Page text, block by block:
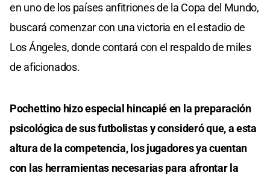
en uno de los países anfitriones de la Copa del Mundo,
buscará comenzar con una victoria en el estadio de
Los Ángeles, donde contará con el respaldo de miles
de aficionados.
Pochettino hizo especial hincapié en la preparación
psicológica de sus futbolistas y consideró que, a esta
altura de la competencia, los jugadores ya cuentan
con las herramientas necesarias para afrontar la